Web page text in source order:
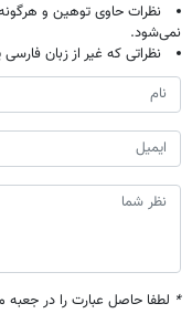
نظرات حاوی توهین و
نمی‌شود.
نظراتی که غیر از زبان
* لطفا حاصل عبارت را در جعبه